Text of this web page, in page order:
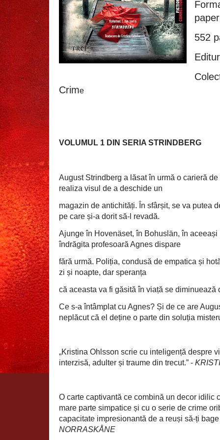
552
Crime
VOLUMUL 1 DIN SERIA STRINDBERG
August Strindberg a lăsat în urmă o carieră
realiza visul de a deschide un
magazin de antichități. În sfârșit, se va putea
pe care și-a dorit să-l revadă.
Ajunge în Hovenäset, în Bohuslän, în
îndrăgita profesoară Agnes dispare
fără urmă. Poliția, condusă de empatica și
zi și noapte, dar speranța
că aceasta va fi găsită în viață se diminuează
Ce s-a întâmplat cu Agnes? Și de ce are
neplăcut că el deține o parte din soluția
„Kristina Ohlsson scrie cu inteligență despre
interzisă, adulter și traume din trecut.” -
O carte captivantă ce combină un decor idilic
mare parte simpatice și cu o serie de crime
capacitate impresionantă de a reuși să-ți
NORRASKÅNE